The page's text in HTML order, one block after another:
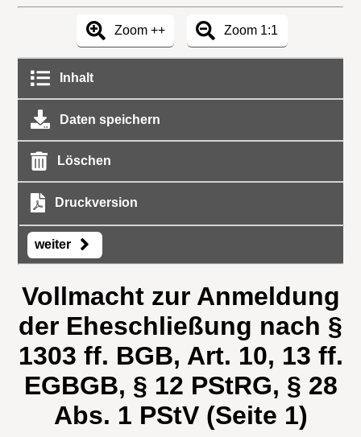
Zoom ++ Zoom 1:1
Inhalt
Daten speichern
Löschen
Druckversion
weiter
Vollmacht zur Anmeldung
der Eheschließung nach §
1303 ff. BGB, Art. 10, 13 ff.
EGBGB, § 12 PStRG, § 28
Abs. 1 PStV (Seite 1)